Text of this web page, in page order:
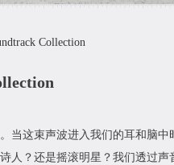
Collection
当这束声波进入我们的耳和脑中
人？还是摇滚明星？我们透过声